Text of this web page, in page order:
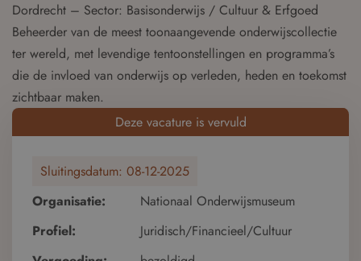
Dordrecht – Sector: Basisonderwijs / Cultuur & Erfgoed
Beheerder van de meest toonaangevende onderwijscollectie
ter wereld, met levendige tentoonstellingen en programma’s
die de invloed van onderwijs op verleden, heden en toekomst
zichtbaar maken.
Deze vacature is vervuld
Sluitingsdatum: 08-12-2025
Organisatie:
Nationaal Onderwijsmuseum
Profiel:
Juridisch/Financieel/Cultuur